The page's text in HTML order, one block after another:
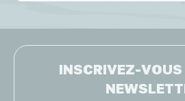
INSCRIVEZ-